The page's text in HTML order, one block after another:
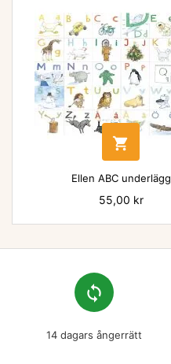

Ellen ABC underlägg
Pris
55,00 kr
loop
14 dagars ångerrätt